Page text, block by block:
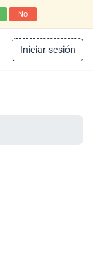
No
Iniciar sesión